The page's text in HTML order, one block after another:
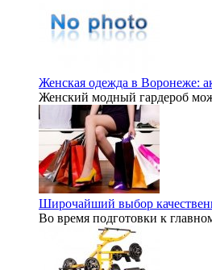
Женская одежда в Воронеже:
Женский модный гардероб
Широчайший выбор
Во время подготовки к